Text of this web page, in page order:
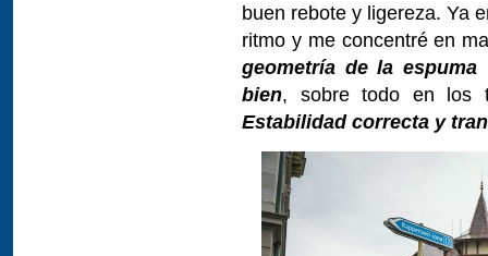
buen rebote y ligereza. Ya
ritmo y me concentré en
geometría de la
bien, sobre todo en los
Estabilidad correcta y